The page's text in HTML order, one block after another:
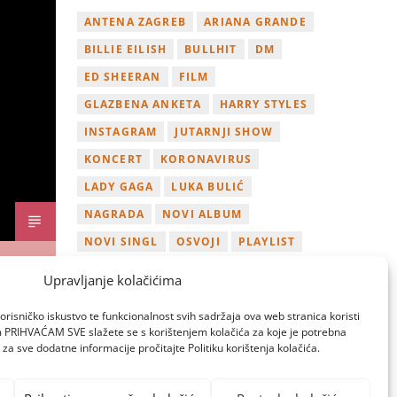
Upravljanje kolačićima
iskustvo te funkcionalnost svih sadržaja ova web stranica koristi
SVE slažete se s korištenjem kolačića za koje je potrebna
sve dodatne informacije pročitajte Politiku korištenja kolačića.
ANTENA ZAGREB
ARIANA GRANDE
BILLIE EILISH
BULLHIT
DM
ED SHEERAN
FILM
GLAZBENA ANKETA
HARRY STYLES
INSTAGRAM
JUTARNJI SHOW
KONCERT
KORONAVIRUS
LADY GAGA
LUKA BULIĆ
NAGRADA
NOVI ALBUM
NOVI SINGL
OSVOJI
PLAYLIST
ZAGREB